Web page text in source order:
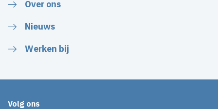
Over ons
Nieuws
Werken bij
Volg ons